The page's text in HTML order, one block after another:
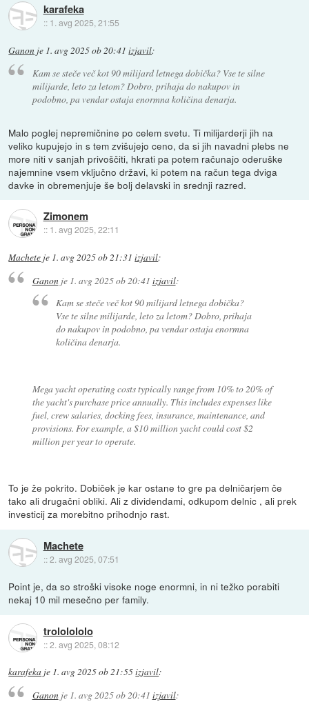
karafeka
:: 1. avg 2025, 21:55
Ganon je 1. avg 2025 ob 20:41 izjavil:
Kam se steče več kot 90 milijard letnega dobička? Vse te silne
milijarde, leto za letom? Dobro, prihaja do nakupov in
podobno, pa vendar ostaja enormna količina denarja.
Malo poglej nepremičnine po celem svetu. Ti milijarderji jih na
veliko kupujejo in s tem zvišujejo ceno, da si jih navadni plebs ne
more niti v sanjah privoščiti, hkrati pa potem računajo oderuške
najemnine vsem vključno državi, ki potem na račun tega dviga
davke in obremenjuje še bolj delavski in srednji razred.
Zimonem
:: 1. avg 2025, 22:11
Machete je 1. avg 2025 ob 21:31 izjavil:
Ganonje 1. avg 2025 ob 20:41 izjavil:
Kam se steče več kot 90 milijard letnega dobička?
Vse te silne milijarde, leto za letom? Dobro, prihaja
do nakupov in podobno, pa vendar ostaja enormna
količina denarja.
Mega yacht operating costs typically range from 10% to 20% of
the yacht's purchase price annually. This includes expenses like
fuel, crew salaries, docking fees, insurance, maintenance, and
provisions. For example, a $10 million yacht could cost $2
million per year to operate.
To je že pokrito. Dobiček je kar ostane to gre pa delničarjem če
tako ali drugačni obliki. Ali z dividendami, odkupom delnic , ali prek
investicij za morebitno prihodnjo rast.
Machete
::2. avg 2025, 07:51
Point je, da so stroški visoke noge enormni, in ni težko porabiti
nekaj 10 mil mesečno per family.
trololololo
::2. avg 2025, 08:12
karafeka je 1. avg 2025 ob 21:55izjavil:
Ganonje 1. avg 2025 ob 20:41 izjavil: